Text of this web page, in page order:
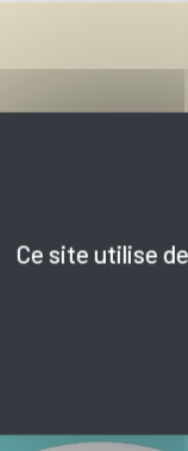
Ce site utilise